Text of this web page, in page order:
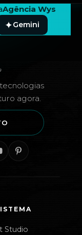
Agência Wys
Gemini
agora.
Studio